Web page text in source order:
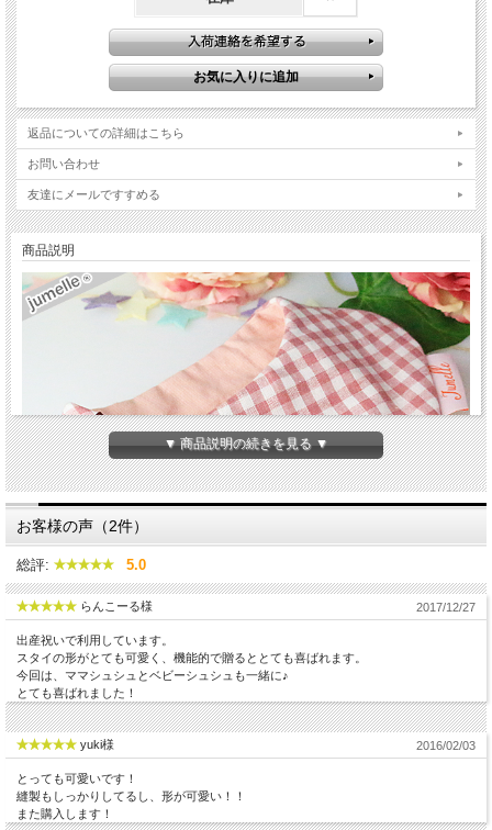
返品についての詳細はこちら
お問い合わせ
友達にメールですすめる
商品説明
やさしい雰囲気の淡いピンクのギンガムチェックが品よくお嬢様スタイルでおしゃ
れな雰囲気のスタイ。
生えてきてよだれが多くなってきても、お洋服をしっかり守ってくれます。
よだれかけカラーにあわせた大きなぷっくりピンクリボンがとってもキュートで、
用途や場所を問わず品よく通年を通して使えます。
▼ 商品説明の続きを見る ▼
お客様の声（2件）
総評: 5.0
らんこーる様 2017/12/27
出産祝いで利用しています。
スタイの形がとても可愛く、機能的で贈るととても喜ばれます。
今回は、ママシュシュとベビーシュシュも一緒に♪
とても喜ばれました！
yuki様 2016/02/03
とっても可愛いです！
縫製もしっかりしてるし、形が可愛い！！
また購入します！